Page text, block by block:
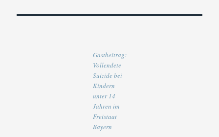
Gastbeitrag:
Vollendete
Suizide bei
Kindern
unter 14
Jahren im
Freistaat
Bayern